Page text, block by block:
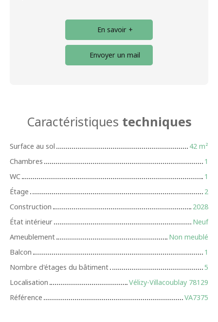
En savoir +
Envoyer un mail
Caractéristiques techniques
Surface au sol 42 m²
Chambres
1
WC
1
Étage
2
Construction
2028
État intérieur
Neuf
Ameublement
Non meublé
Balcon
1
Nombre d'étages du bâtiment
5
Localisation
Vélizy-Villacoublay 78129
Référence
VA7375